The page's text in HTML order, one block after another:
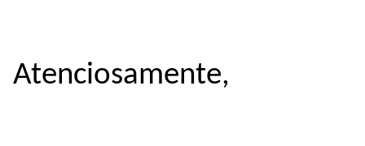
Atenciosamente,